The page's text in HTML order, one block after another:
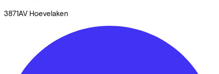
3871AV Hoevelaken